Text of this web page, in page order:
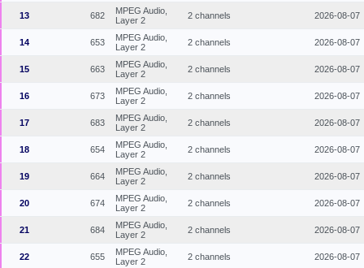
13 682
MPEG Audio,
Layer 2
2 channels 2026-08-07
14 653
MPEG Audio,
Layer 2
2 channels 2026-08-07
15 663
MPEG Audio,
Layer 2
2 channels 2026-08-07
16 673
MPEG Audio,
Layer 2
2 channels 2026-08-07
17 683
MPEG Audio,
Layer 2
2 channels 2026-08-07
18 654
MPEG Audio,
Layer 2
2 channels 2026-08-07
19 664
MPEG Audio,
Layer 2
2 channels 2026-08-07
20 674
MPEG Audio,
Layer 2
2 channels 2026-08-07
21 684
MPEG Audio,
Layer 2
2 channels 2026-08-07
22 655
MPEG Audio,
Layer 2
2 channels 2026-08-07